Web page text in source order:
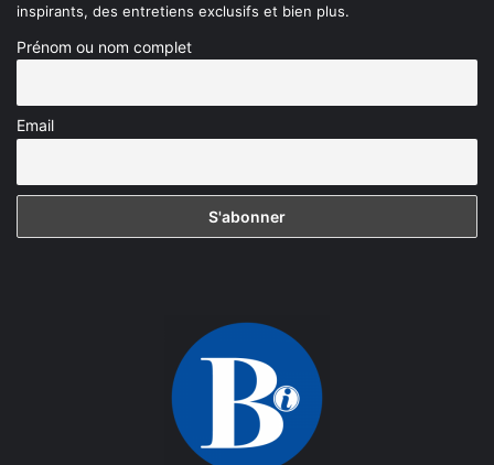
inspirants, des entretiens exclusifs et bien plus.
Prénom ou nom complet
Email